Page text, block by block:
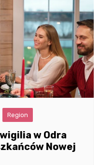
Region
w Odra
Nowej